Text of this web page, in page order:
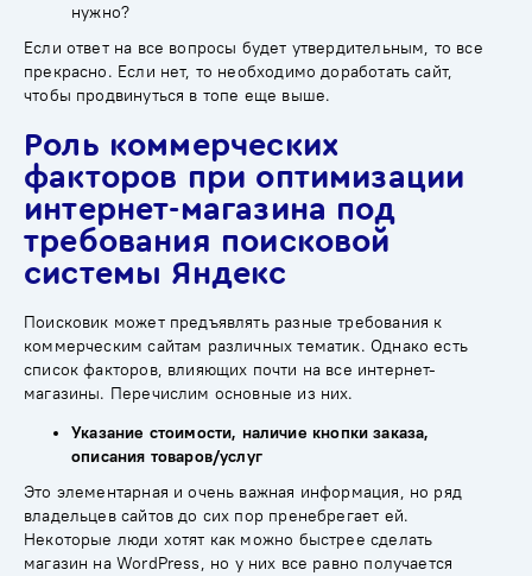
нужно?
Если ответ на все вопросы будет утвердительным, то все
прекрасно. Если нет, то необходимо доработать сайт,
чтобы продвинуться в топе еще выше.
Роль коммерческих
факторов при оптимизации
интернет-магазина под
требования поисковой
системы Яндекс
Поисковик может предъявлять разные требования к
коммерческим сайтам различных тематик. Однако есть
список факторов, влияющих почти на все интернет-
магазины. Перечислим основные из них.
Указание стоимости, наличие кнопки заказа,
описания товаров/услуг
Это элементарная и очень важная информация, но ряд
владельцев сайтов до сих пор пренебрегает ей.
Некоторые люди хотят как можно быстрее сделать
магазин на WordPress, но у них все равно получается